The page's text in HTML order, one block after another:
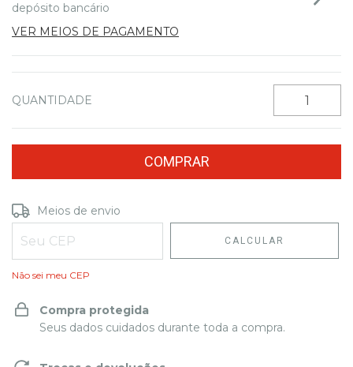
depósito bancário
VER MEIOS DE PAGAMENTO
QUANTIDADE
Entregas para o CEP:
Meios de envio
CALCULAR
Não sei meu CEP
Compra protegida
Seus dados cuidados durante toda a compra.